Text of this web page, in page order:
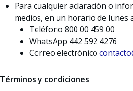
Para cualquier aclaración o
medios, en un horario de lunes
Teléfono 800 00 459 00
WhatsApp 442 592 4276
Correo electrónico
Términos y condiciones